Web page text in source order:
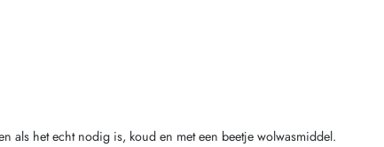
als het echt nodig is, koud en met een beetje wolwasmiddel.